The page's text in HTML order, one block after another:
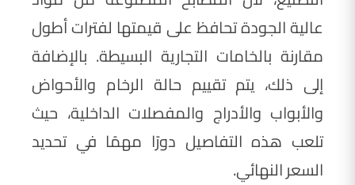
عالية الجودة تحافظ على قيمتها لفترات أطول
مقارنة بالخامات التجارية البسيطة. بالإضافة
إلى ذلك، يتم تقييم حالة الرخام والأحواض
والأبواب والأدراج والمفصلات الداخلية، حيث
تلعب هذه التفاصيل دورًا مهمًا في تحديد
السعر النهائي.